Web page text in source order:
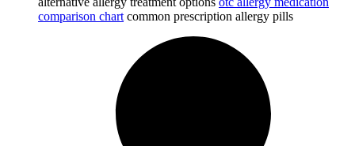
comparison chart common prescription allergy pills